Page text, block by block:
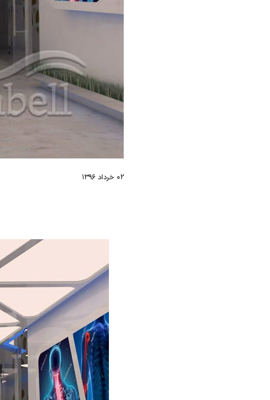
۰۲ خرداد ۱۳۹۶